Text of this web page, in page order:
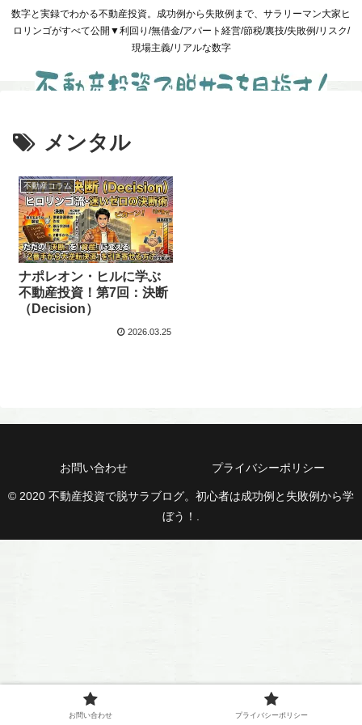
数字と実録でわかる不動産投資。成功例から失敗例まで、サラリーマン大家ヒ
ロリンゴがすべて公開▼利回り/無借金/アパート経営/節税/裏技/失敗例/リスク/
現場主義/リアルな数字
メンタル
不動産コラム
ナポレオン・ヒルに学ぶ
不動産投資！第7回：決断
（Decision）
2026.03.25
お問い合わせ プライバシーポリシー
© 2020 不動産投資で脱サラブログ。初心者は成功例と失敗例から学
ぼう！.
お問い合わせ プライバシーポリシー